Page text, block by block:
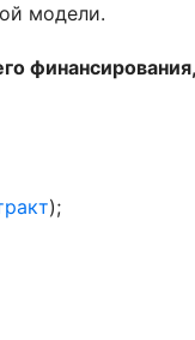
модели.
финансирования,
);